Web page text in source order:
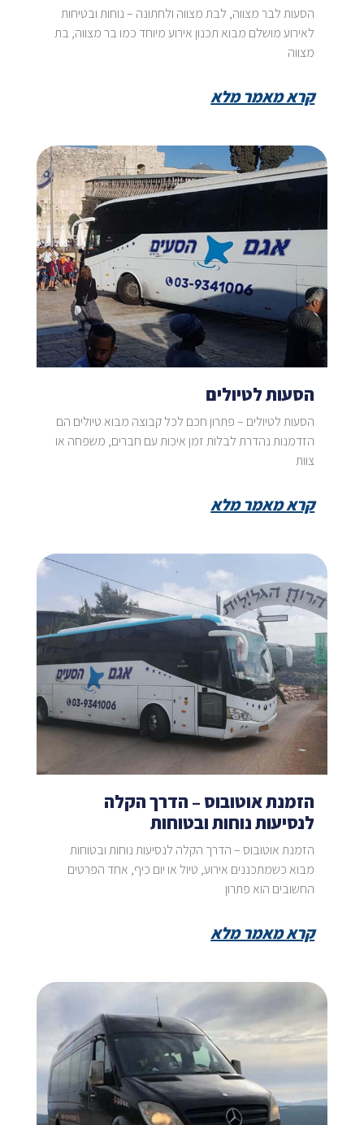
הסעות לבר מצווה, לבת מצווה ולחתונה – נוחות ובטיחות
לאירוע מושלם מבוא תכנון אירוע מיוחד כמו בר מצווה, בת
מצווה
קרא מאמר מלא
הסעות לטיולים
הסעות לטיולים – פתרון חכם לכל קבוצה מבוא טיולים הם
הזדמנות נהדרת לבלות זמן איכות עם חברים, משפחה או
צוות
קרא מאמר מלא
הזמנת אוטובוס – הדרך הקלה
לנסיעות נוחות ובטוחות
הזמנת אוטובוס – הדרך הקלה לנסיעות נוחות ובטוחות
מבוא כשמתכננים אירוע, טיול או יום כיף, אחד הפרטים
החשובים הוא פתרון
קרא מאמר מלא